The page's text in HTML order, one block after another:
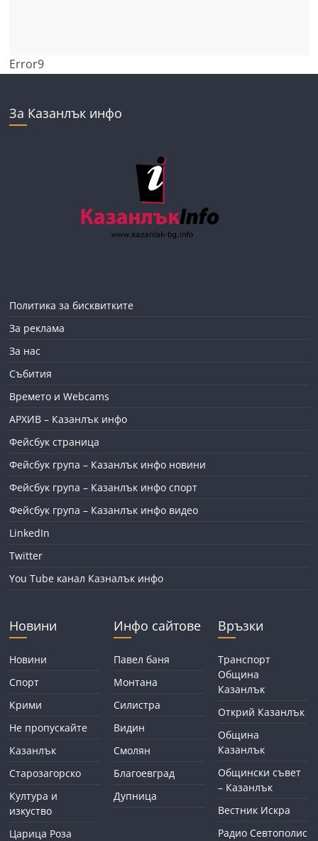
Error9
За Казанлък инфо
Политика за бисквитките
За реклама
За нас
Събития
Времето и Webcams
АРХИВ – Казанлък инфо
Фейсбук страница
Фейсбук група – Казанлък инфо новини
Фейсбук група – Казанлък инфо спорт
Фейсбук група – Казанлък инфо видео
LinkedIn
Twitter
You Tube канал Казналък инфо
Новини
Новини
Спорт
Крими
Не пропускайте
Казанлък
Старозагорско
Култура и
изкуство
Царица Роза
Инфо сайтове
Павел баня
Монтана
Силистра
Видин
Смолян
Благоевград
Дупница
Връзки
Транспорт
Община
Казанлък
Открий Казанлък
Община
Казанлък
Общински съвет
– Казанлък
Вестник Искра
Радио Севтополис